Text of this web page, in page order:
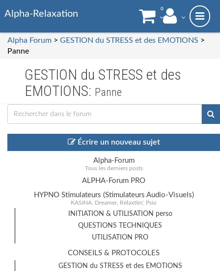
Alpha-Relaxation 0
Alpha Forum > GESTION du STRESS et des EMOTIONS >
Panne
GESTION du STRESS et des
EMOTIONS: Panne
Écrire un nouveau sujet
Alpha-Forum
Tous les derniers posts
ALPHA-Forum PRO
HYPNO Stimulateurs (Stimulateurs Audio-Visuels)
KASINA, Dreamer, Relaxtim', Psio
INITIATION & UTILISATION perso
QUESTIONS TECHNIQUES
UTILISATION PRO
CONSEILS & PROTOCOLES
GESTION du STRESS et des EMOTIONS